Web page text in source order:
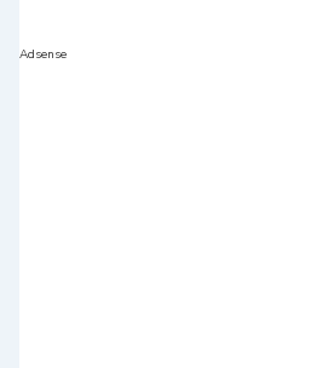
Adsense